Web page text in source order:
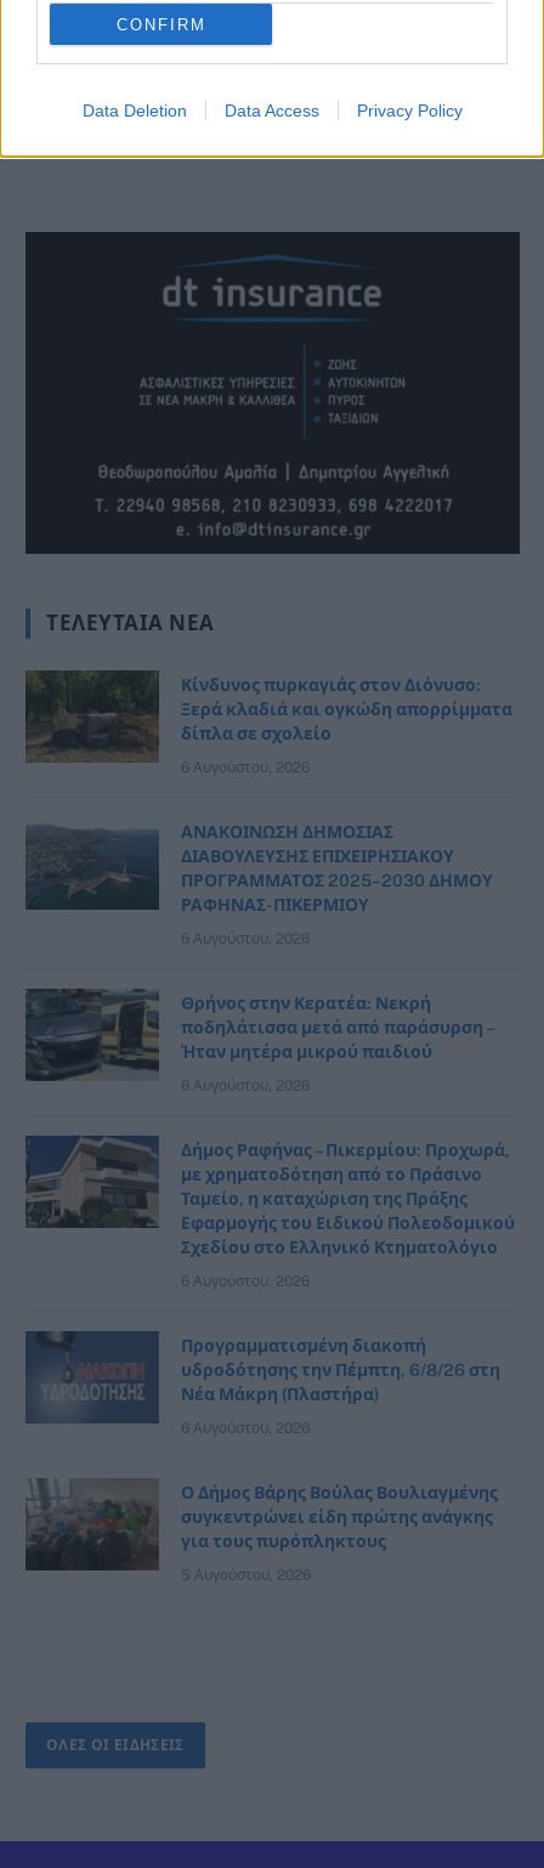
CONFIRM
Data Deletion Data Access Privacy Policy
ΤΕΛΕΥΤΑΊΑ ΝΈΑ
Κίνδυνος πυρκαγιάς στον Διόνυσο:
Ξερά κλαδιά και ογκώδη απορρίμματα
δίπλα σε σχολείο
6 Αυγούστου, 2026
ΑΝΑΚΟΙΝΩΣΗ ΔΗΜΟΣΙΑΣ
ΔΙΑΒΟΥΛΕΥΣΗΣ ΕΠΙΧΕΙΡΗΣΙΑΚΟΥ
ΠΡΟΓΡΑΜΜΑΤΟΣ 2025–2030 ΔΗΜΟΥ
ΡΑΦΗΝΑΣ- ΠΙΚΕΡΜΙΟΥ
6 Αυγούστου, 2026
Θρήνος στην Κερατέα: Νεκρή
ποδηλάτισσα μετά από παράσυρση –
Ήταν μητέρα μικρού παιδιού
6 Αυγούστου, 2026
Δήμος Ραφήνας – Πικερμίου: Προχωρά,
με χρηματοδότηση από το Πράσινο
Ταμείο, η καταχώριση της Πράξης
Εφαρμογής του Ειδικού Πολεοδομικού
Σχεδίου στο Ελληνικό Κτηματολόγιο
6 Αυγούστου, 2026
Προγραμματισμένη διακοπή
υδροδότησης την Πέμπτη, 6/8/26 στη
Νέα Μάκρη (Πλαστήρα)
6 Αυγούστου, 2026
Ο Δήμος Βάρης Βούλας Βουλιαγμένης
συγκεντρώνει είδη πρώτης ανάγκης
για τους πυρόπληκτους
5 Αυγούστου, 2026
ΟΛΕΣ ΟΙ ΕΙΔΗΣΕΙΣ